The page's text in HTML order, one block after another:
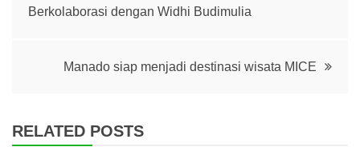
navigation
Berkolaborasi dengan Widhi Budimulia
Manado siap menjadi destinasi wisata MICE
RELATED POSTS